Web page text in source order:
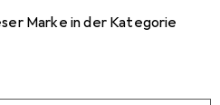
Marke in der Kategorie